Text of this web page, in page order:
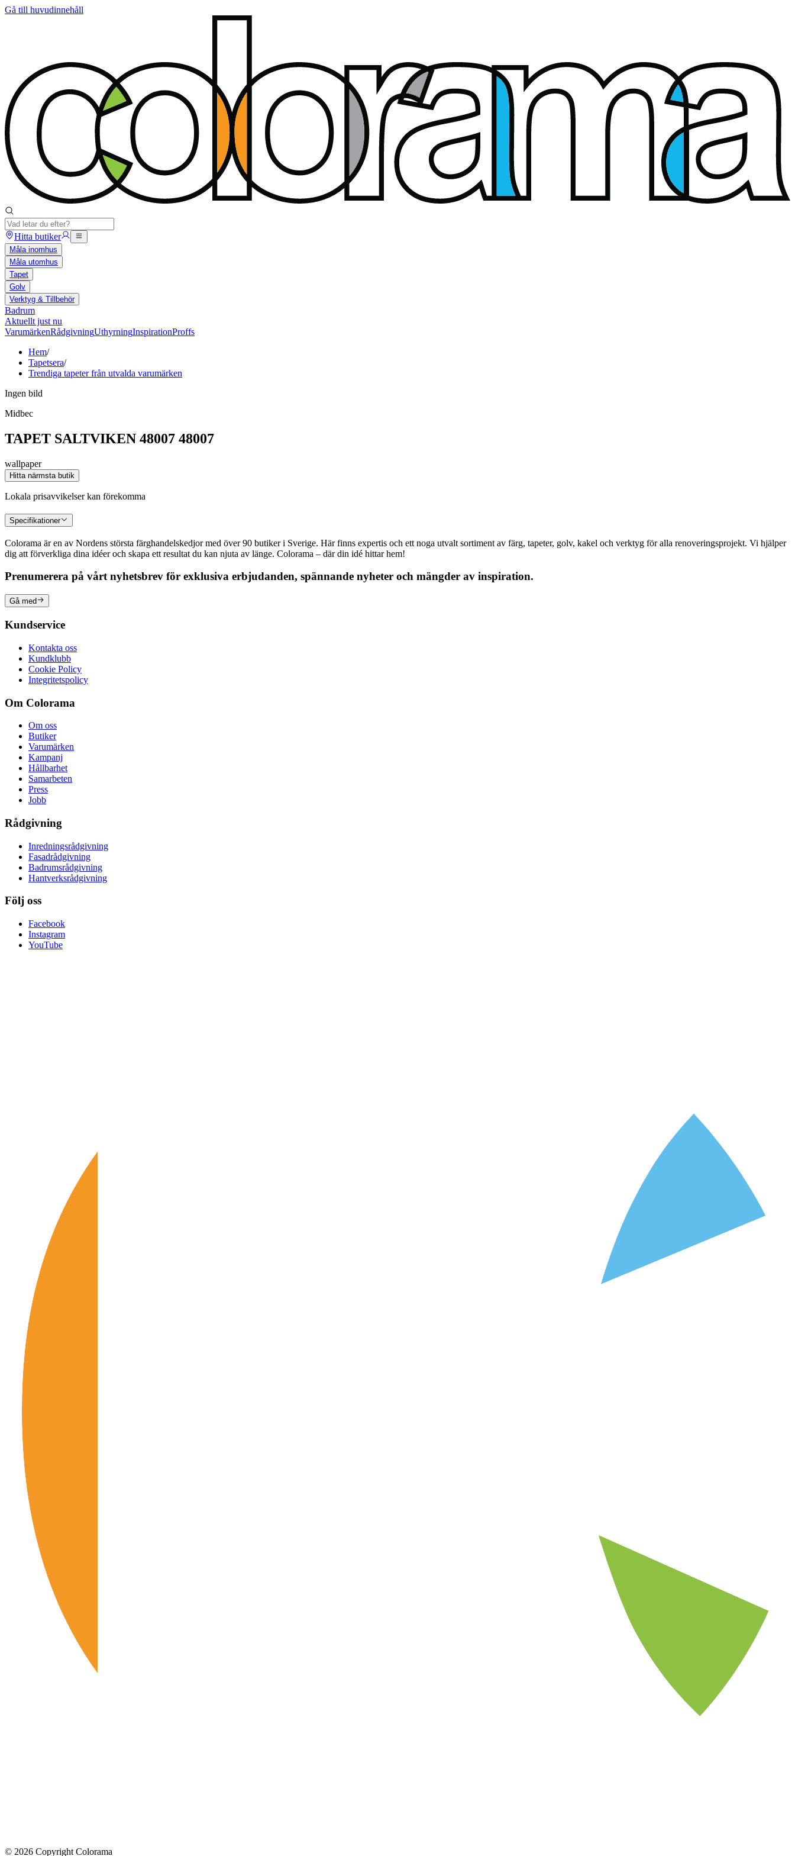
Gå till huvudinnehåll
Hitta butiker
Måla inomhus
Måla utomhus
Tapet
Golv
Verktyg & Tillbehör
Badrum
Aktuellt just nu
VarumärkenRådgivningUthyrningInspirationProffs
Hem/
Tapetsera/
Trendiga tapeter från utvalda varumärken
Ingen bild
Midbec
TAPET SALTVIKEN 48007 48007
wallpaper
Hitta närmsta butik
Lokala prisavvikelser kan förekomma
Specifikationer
Colorama är en av Nordens största färghandelskedjor med över 90 butiker i Sverige. Här finns expertis och ett noga utvalt sortiment av färg, tapeter, golv, kakel och verktyg för alla renoveringsprojekt. Vi hjälper
dig att förverkliga dina idéer och skapa ett resultat du kan njuta av länge. Colorama – där din idé hittar hem!
Prenumerera på vårt nyhetsbrev för exklusiva erbjudanden, spännande nyheter och mängder av inspiration.
Gå med
Kundservice
Kontakta oss
Kundklubb
Cookie Policy
Integritetspolicy
Om Colorama
Om oss
Butiker
Varumärken
Kampanj
Hållbarhet
Samarbeten
Press
Jobb
Rådgivning
Inredningsrådgivning
Fasadrådgivning
Badrumsrådgivning
Hantverksrådgivning
Följ oss
Facebook
Instagram
YouTube
© 2026 Copyright Colorama